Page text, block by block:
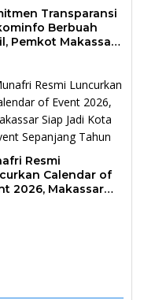
Transparansi
Berbuah
Pemkot Makassar
Resmi
Calendar of
2026, Makassar